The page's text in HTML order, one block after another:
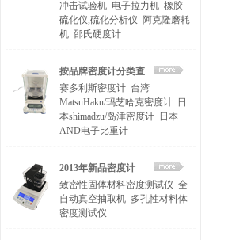
冲击试验机 电子拉力机 橡胶
硫化仪,硫化分析仪 阿克隆磨耗
机 邵氏硬度计
按品牌密度计分类查
找
赛多利斯密度计 台湾
MatsuHaku/玛芝哈克密度计 日
本shimadzu/岛津密度计 日本
AND电子比重计
2013年新品密度计
致密性固体材料密度测试仪 全
自动真空抽取机 多孔性材料体
密度测试仪